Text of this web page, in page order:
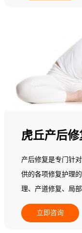
三孩政策将使全国
择产后恢复消费。
上的产妇有产后脊
体质变弱的问题。
情。但普通产妇都
后康复训练，所以
虎丘产后修
产后修复是专门针
供的各项修复护理
理、产道修复、局
经调理、产后益肾
立即咨询